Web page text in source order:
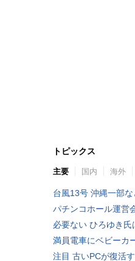
トピックス
主要 国内 海外
台風13号 沖縄一部な
パチンコホール運営
必要ない ひろゆき氏
満員電車にベビーカ
注目 古いPCが復活